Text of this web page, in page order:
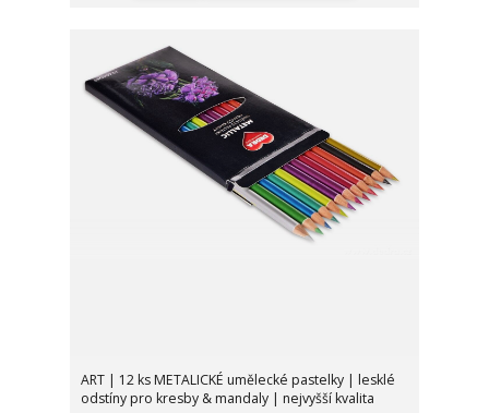
ART | 12 ks METALICKÉ umělecké pastelky | lesklé
odstíny pro kresby & mandaly | nejvyšší kvalita